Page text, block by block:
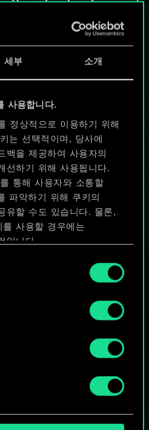
세부 소개
사용합니다.
정상적으로 이용하기 위해
는 선택적이며, 당사에
백을 제공하여 사용자의
선하기 위해 사용됩니다.
통해 사용자와 소통할
파악하기 위해 쿠키의
유할 수도 있습니다. 물론,
사용할 경우에는
입니다.
항이나 관련 설정은 아래의
진한
가지고
니다!
가이드 작성하기
편집
는